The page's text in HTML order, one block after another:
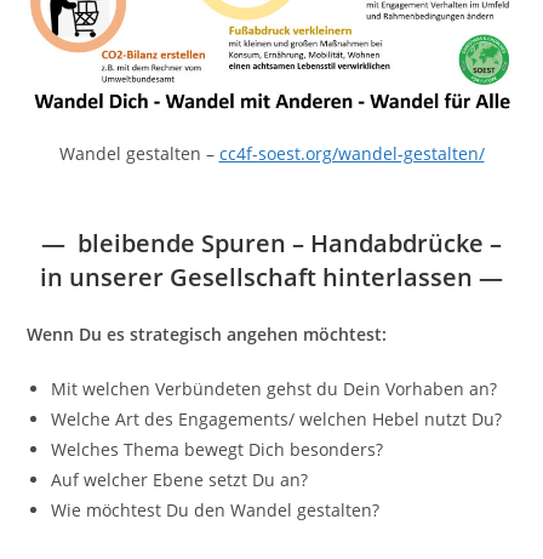
Wandel gestalten – cc4f-soest.org/wandel-gestalten/
— bleibende Spuren – Handabdrücke –
in unserer Gesellschaft hinterlassen —
Wenn Du es strategisch angehen möchtest:
Mit welchen Verbündeten gehst du Dein Vorhaben an?
Welche Art des Engagements/ welchen Hebel nutzt Du?
Welches Thema bewegt Dich besonders?
Auf welcher Ebene setzt Du an?
Wie möchtest Du den Wandel gestalten?